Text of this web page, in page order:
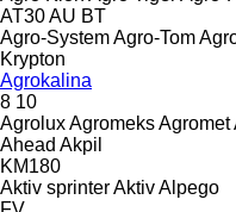
AT30AU BT
Agro-SystemAgro-Tom
Krypton
Agrokalina
8 10
AgroluxAgromeksAgromet
Ahead Akpil
KM180
Aktiv sprinterAktivAlpego